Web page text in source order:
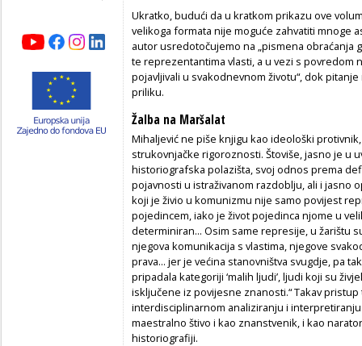
Ukratko, budući da u kratkom prikazu ove
velikoga formata nije moguće zahvatiti mnoge
autor usredotočujemo na „pismena obraćanja
te reprezentantima vlasti, a u vezi s povredom
pojavljivali u svakodnevnom životu“, dok
priliku.
Žalba na Maršalat
Mihaljević ne piše knjigu kao ideološki
strukovnjačke rigoroznosti. Štoviše, jasno je u
historiografska polazišta, svoj odnos prema
pojavnosti u istraživanom razdoblju, ali i jasno
koji je živio u komunizmu nije samo povijest
pojedincem, iako je život pojedinca njome u
determiniran... Osim same represije, u žarištu
njegova komunikacija s vlastima, njegove
prava... jer je većina stanovništva svugdje, pa
pripadala kategoriji ‘malih ljudi’, ljudi koji su
isključene iz povijesne znanosti.“ Takav
interdisciplinarnom analiziranju i
maestralno štivo i kao znanstvenik, i kao
historiografiji.